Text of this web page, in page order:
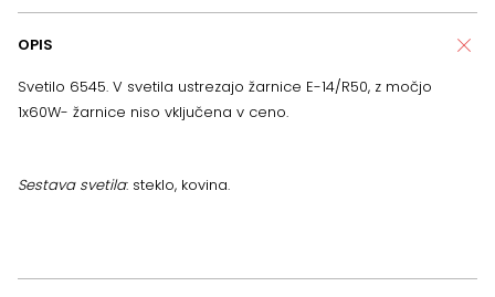
OPIS
Svetilo 6545. V svetila ustrezajo žarnice E-14/R50, z močjo
1x60W- žarnice niso vključena v ceno.
Sestava svetila: steklo, kovina.